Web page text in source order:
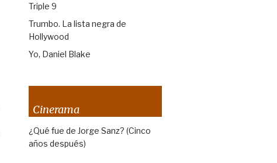
Triple 9
Trumbo. La lista negra de
Hollywood
Yo, Daniel Blake
Cinerama
¿Qué fue de Jorge Sanz? (Cinco
años después)